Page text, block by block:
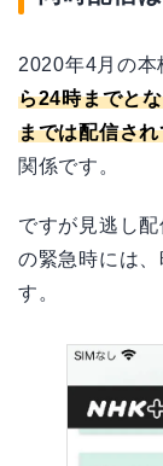
2020年4月の本
ら24時までと
までは配信さ
関係です。
ですが見逃し
の緊急時には
す。